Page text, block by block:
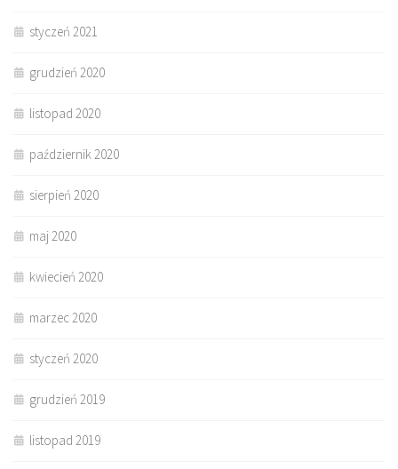
styczeń 2021
grudzień 2020
listopad 2020
październik 2020
sierpień 2020
maj 2020
kwiecień 2020
marzec 2020
styczeń 2020
grudzień 2019
listopad 2019